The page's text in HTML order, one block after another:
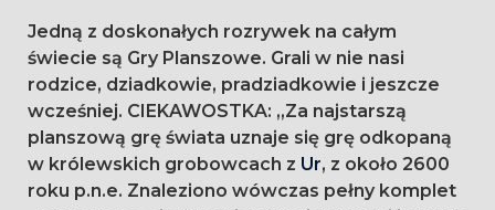
Jedną z doskonałych rozrywek na całym
świecie są Gry Planszowe. Grali w nie nasi
rodzice, dziadkowie, pradziadkowie i jeszcze
wcześniej. CIEKAWOSTKA: „Za najstarszą
planszową grę świata uznaje się grę odkopaną
w królewskich grobowcach z Ur, z około 2600
roku p.n.e. Znaleziono wówczas pełny komplet